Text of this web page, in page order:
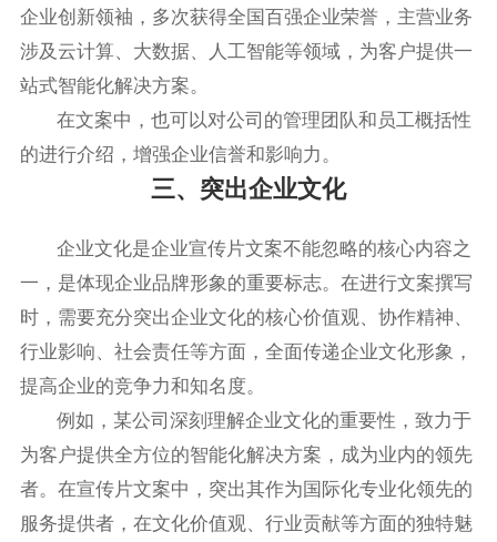
企业创新领袖，多次获得全国百强企业荣誉，主营业务
涉及云计算、大数据、人工智能等领域，为客户提供一
站式智能化解决方案。
在文案中，也可以对公司的管理团队和员工概括性
的进行介绍，增强企业信誉和影响力。
三、突出企业文化
企业文化是企业宣传片文案不能忽略的核心内容之
一，是体现企业品牌形象的重要标志。在进行文案撰写
时，需要充分突出企业文化的核心价值观、协作精神、
行业影响、社会责任等方面，全面传递企业文化形象，
提高企业的竞争力和知名度。
例如，某公司深刻理解企业文化的重要性，致力于
为客户提供全方位的智能化解决方案，成为业内的领先
者。在宣传片文案中，突出其作为国际化专业化领先的
服务提供者，在文化价值观、行业贡献等方面的独特魅